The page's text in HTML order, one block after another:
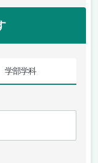
学部学科